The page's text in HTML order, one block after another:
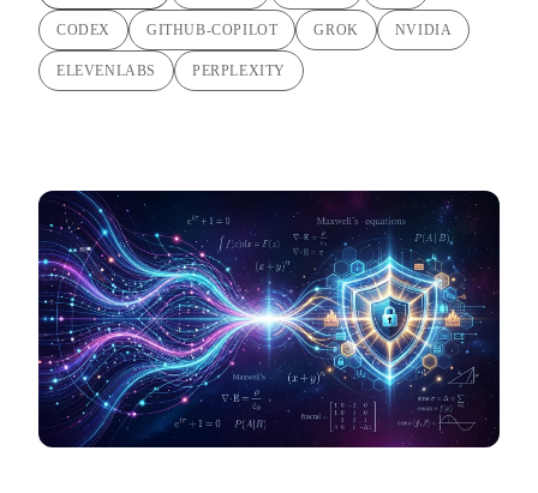
CODEX GITHUB-COPILOT GROK NVIDIA
ELEVENLABS PERPLEXITY